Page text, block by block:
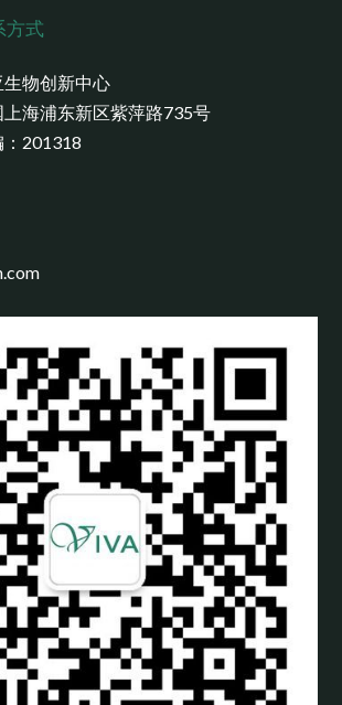
方式
生物创新中心
上海浦东新区紫萍路735号
：201318